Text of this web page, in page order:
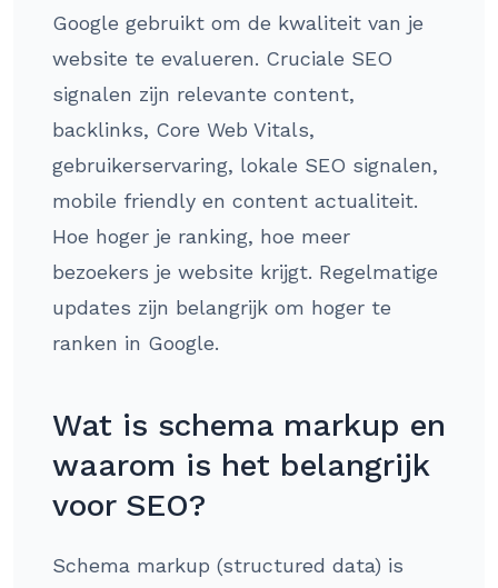
Google gebruikt om de kwaliteit van je
website te evalueren. Cruciale SEO
signalen zijn relevante content,
backlinks, Core Web Vitals,
gebruikerservaring, lokale SEO signalen,
mobile friendly en content actualiteit.
Hoe hoger je ranking, hoe meer
bezoekers je website krijgt. Regelmatige
updates zijn belangrijk om hoger te
ranken in Google.
Wat is schema markup en
waarom is het belangrijk
voor SEO?
Schema markup (structured data) is